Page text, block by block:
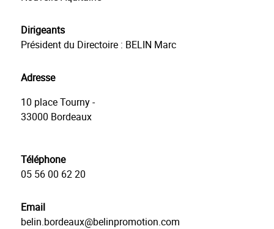
Dirigeants
Président du Directoire : BELIN Marc
Adresse
10 place Tourny -
33000 Bordeaux
Téléphone
05 56 00 62 20
Email
belin.bordeaux@belinpromotion.com